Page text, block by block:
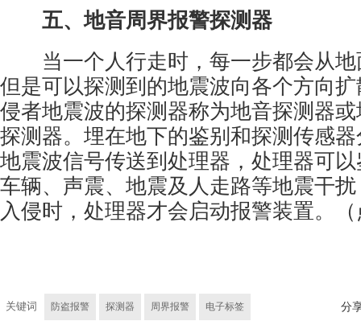
五、地音周界报警探测器
当一个人行走时，每一步都会从地
但是可以探测到的地震波向各个方向
侵者地震波的探测器称为地音探测器
探测器。埋在地下的鉴别和探测传感
地震波信号传送到处理器，处理器可
车辆、声震、地震及人走路等地震干
入侵时，处理器才会启动报警装置。
关键词 防盗报警 探测器 周界报警 电子标签 分